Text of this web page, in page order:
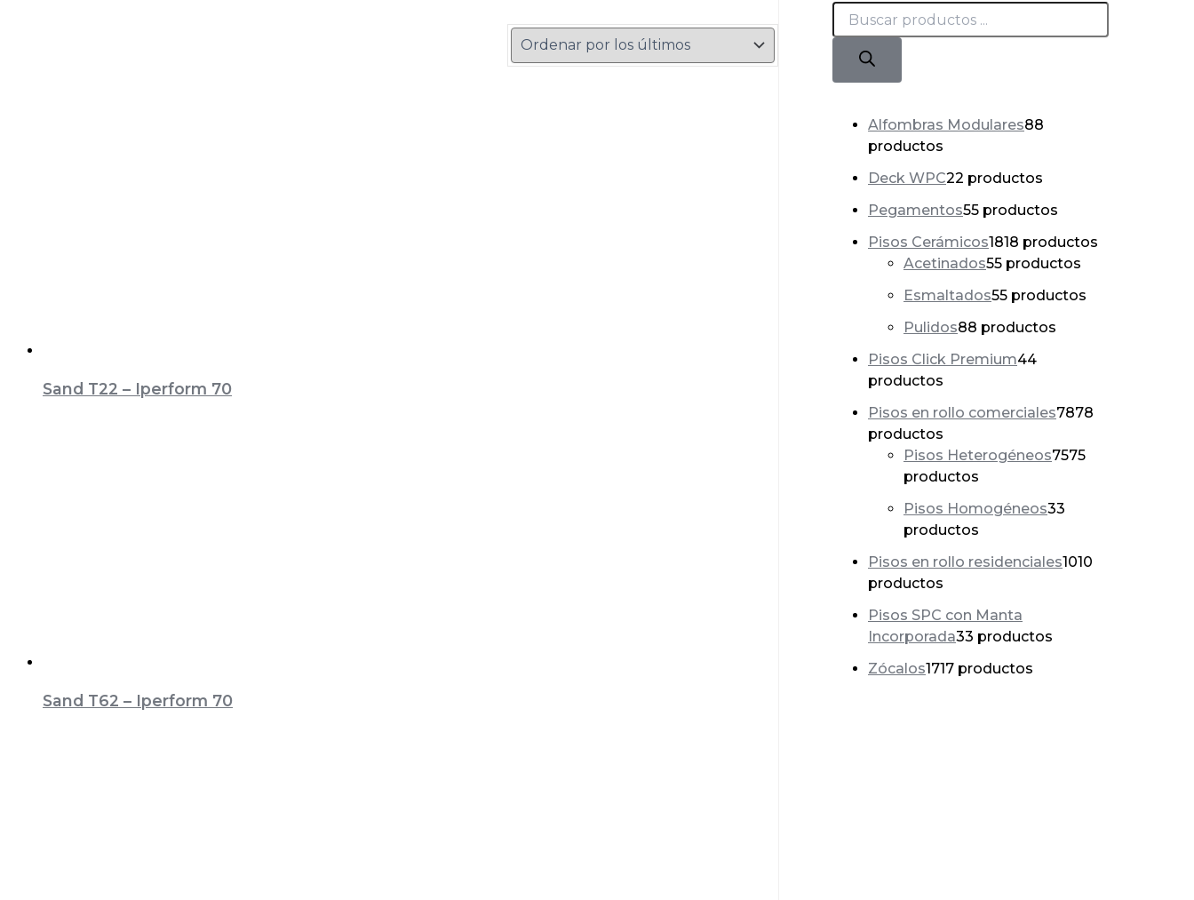
Sand T22 – Iperform 70
Sand T62 – Iperform 70
Alfombras Modulares88
productos
Deck WPC22 productos
Pegamentos55 productos
Pisos Cerámicos1818 productos
Acetinados55 productos
Esmaltados55 productos
Pulidos88 productos
Pisos Click Premium44
productos
Pisos en rollo comerciales7878
productos
Pisos Heterogéneos7575
productos
Pisos Homogéneos33
productos
Pisos en rollo residenciales1010
productos
Pisos SPC con Manta
Incorporada33 productos
Zócalos1717 productos